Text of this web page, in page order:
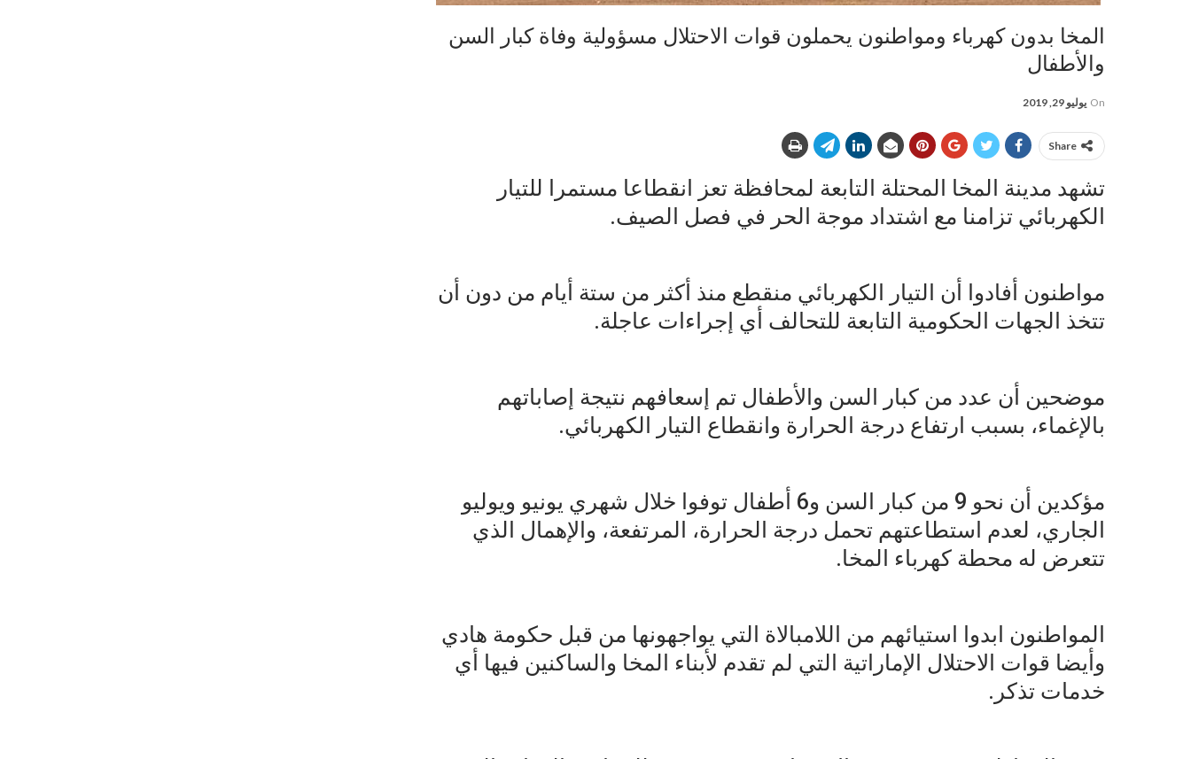
المخا بدون كهرباء ومواطنون يحملون قوات الاحتلال مسؤولية وفاة كبار السن
والأطفال
On يوليو 29, 2019
Share
تشهد مدينة المخا المحتلة التابعة لمحافظة تعز انقطاعا مستمرا للتيار
الكهربائي تزامنا مع اشتداد موجة الحر في فصل الصيف.
مواطنون أفادوا أن التيار الكهربائي منقطع منذ أكثر من ستة أيام من دون أن
تتخذ الجهات الحكومية التابعة للتحالف أي إجراءات عاجلة.
موضحين أن عدد من كبار السن والأطفال تم إسعافهم نتيجة إصاباتهم
بالإغماء، بسبب ارتفاع درجة الحرارة وانقطاع التيار الكهربائي.
مؤكدين أن نحو 9 من كبار السن و6 أطفال توفوا خلال شهري يونيو ويوليو
الجاري، لعدم استطاعتهم تحمل درجة الحرارة، المرتفعة، والإهمال الذي
تتعرض له محطة كهرباء المخا.
المواطنون ابدوا استيائهم من اللامبالاة التي يواجهونها من قبل حكومة هادي
وأيضا قوات الاحتلال الإماراتية التي لم تقدم لأبناء المخا والساكنين فيها أي
خدمات تذكر.